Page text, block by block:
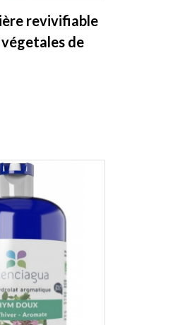
revivifiable
de